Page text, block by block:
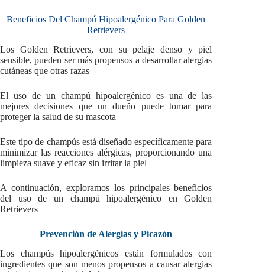
Beneficios Del Champú Hipoalergénico Para Golden
Retrievers
Los Golden Retrievers, con su pelaje denso y piel
sensible, pueden ser más propensos a desarrollar alergias
cutáneas que otras razas
El uso de un champú hipoalergénico es una de las
mejores decisiones que un dueño puede tomar para
proteger la salud de su mascota
Este tipo de champús está diseñado específicamente para
minimizar las reacciones alérgicas, proporcionando una
limpieza suave y eficaz sin irritar la piel
A continuación, exploramos los principales beneficios
del uso de un champú hipoalergénico en Golden
Retrievers
Prevención de Alergias y Picazón
Los champús hipoalergénicos están formulados con
ingredientes que son menos propensos a causar alergias